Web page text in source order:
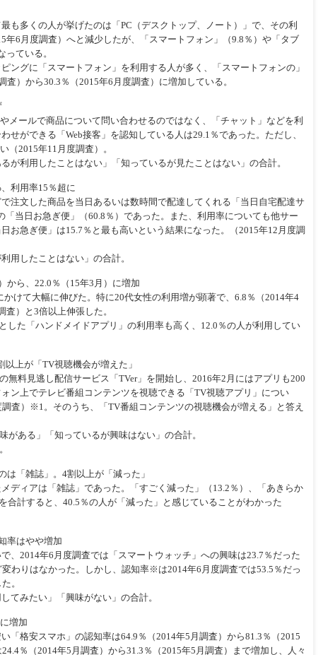
も多くの人が挙げたのは「PC（デスクトップ、ノート）」で、その利
年6月度調査）へと減少したが、「スマートフォン」（9.8％）や「タブ
っている。
グに「スマートフォン」を利用する人が多く、「スマートフォンの」
）から30.3％（2015年6月度調査）に増加している。
メールで商品について問い合わせるのではなく、「チャット」などを利
せができる「Web接客」を認知している人は29.1％であった。ただし、
（2015年11月度調査）。
利用したことはない」「知っているが見たことはない」の合計。
利用率15％超に
注文した商品を当日あるいは数時間で配達してくれる「当日自宅配達サ
当日お急ぎ便」（60.8％）であった。また、利用率についても他サー
お急ぎ便」は15.7％と最も高いという結果になった。（2015年12月度調
用したことはない」の合計。
から、22.0％（15年3月）に増加
けて大幅に伸びた。特に20代女性の利用増が顕著で、6.8％（2014年4
）と3倍以上伸張した。
た「ハンドメイドアプリ」の利用率も高く、12.0％の人が利用してい
上が「TV視聴機会が増えた」
料見逃し配信サービス「TVer」を開始し、2016年2月にはアプリも200
ン上でテレビ番組コンテンツを視聴できる「TV視聴アプリ」につい
査）※1。そのうち、「TV番組コンテンツの視聴機会が増える」と答え
ある」「知っているが興味はない」の合計。
「雑誌」。4割以上が「減った」
ディアは「雑誌」であった。「すごく減った」（13.2％）、「あきらか
合計すると、40.5％の人が「減った」と感じていることがわかった
率はやや増加
、2014年6月度調査では「スマートウォッチ」への興味は23.7％だった
わりはなかった。しかし、認知率※は2014年6月度調査では53.5％だっ
。
てみたい」「興味がない」の合計。
増加
格安スマホ」の認知率は64.9％（2014年5月調査）から81.3％（2015
％（2014年5月調査）から31.3％（2015年5月調査）まで増加し、人々